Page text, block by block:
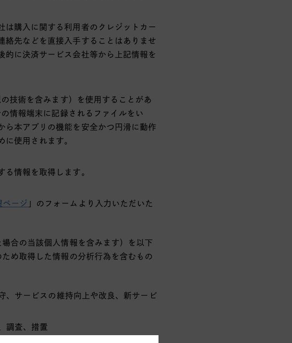
購入に関する利用者のクレジットカー
絡先などを直接入手することはありませ
に決済サービス会社等から上記情報を
技術を含みます）を使用することがあ
情報端末に記録されるファイルをい
ら本アプリの機能を安全かつ円滑に動作
使用されます。
情報を取得します。
ージ 」のフォームより入力いただいた
合の当該個人情報を含みます）を以下
め取得した情報の分析行為を含むもの
サービスの維持向上や改良、新サービ
調査、措置